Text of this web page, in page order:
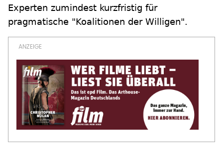
Experten zumindest kurzfristig für
pragmatische "Koalitionen der Willigen".